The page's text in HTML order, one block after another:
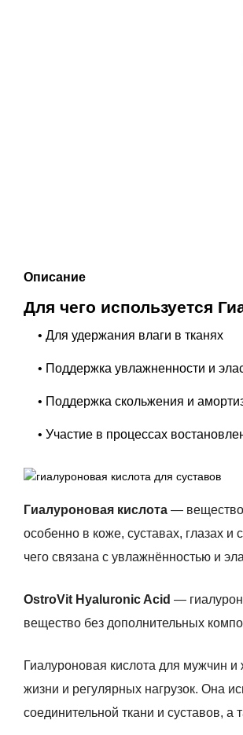
Описание
Для чего используется
• Для удержания влаги в тканях
• Поддержка увлажненности и
• Поддержка скольжения и
• Участие в процессах
Гиалуроновая кислота — вещество,
особенно в коже, суставах, глазах и
чего связана с увлажнённостью и
OstroVit Hyaluronic Acid —
вещество без дополнительных
Гиалуроновая кислота для мужчин
жизни и регулярных нагрузок. Она
соединительной ткани и суставов,